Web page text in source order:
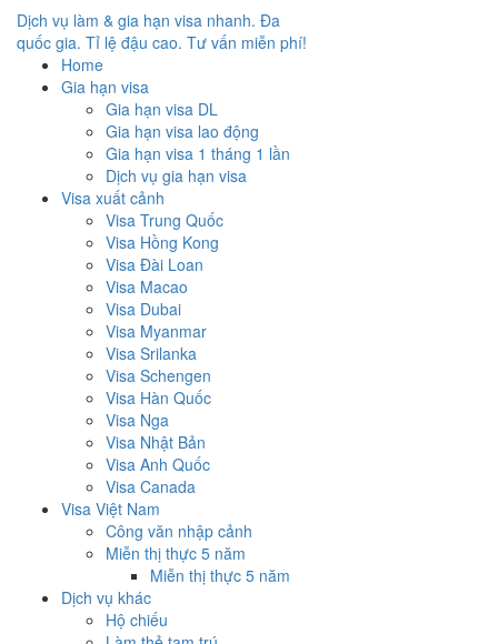
Dịch vụ làm & gia hạn visa nhanh. Đa
quốc gia. Tỉ lệ đậu cao. Tư vấn miễn phí!
Home
Gia hạn visa
Gia hạn visa DL
Gia hạn visa lao động
Gia hạn visa 1 tháng 1 lần
Dịch vụ gia hạn visa
Visa xuất cảnh
Visa Trung Quốc
Visa Hồng Kong
Visa Đài Loan
Visa Macao
Visa Dubai
Visa Myanmar
Visa Srilanka
Visa Schengen
Visa Hàn Quốc
Visa Nga
Visa Nhật Bản
Visa Anh Quốc
Visa Canada
Visa Việt Nam
Công văn nhập cảnh
Miễn thị thực 5 năm
Miễn thị thực 5 năm
Dịch vụ khác
Hộ chiếu